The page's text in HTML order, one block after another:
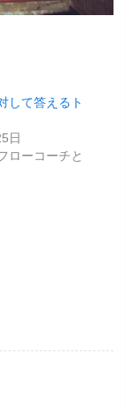
して答えるト
日
ローコーチと